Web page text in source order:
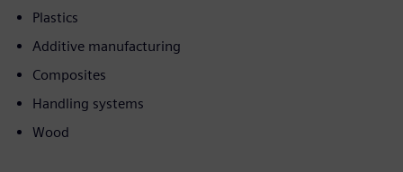
Plastics
Additive manufacturing
Composites
Handling systems
Wood